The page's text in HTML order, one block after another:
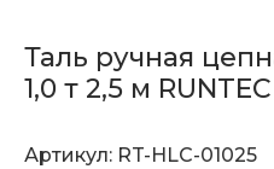
Таль ручная
1,0 т 2,5 м RUNTEC
Артикул: RT-HLC-01025